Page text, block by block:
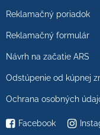
Reklamačný poriadok
Reklamačný formulár
Návrh na začatie ARS
Odstúpenie od kúpnej
Ochrana osobných
Facebook